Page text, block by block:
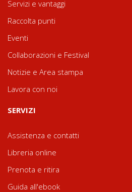
Servizi e vantaggi
Raccolta punti
Eventi
Collaborazioni e Festival
Notizie e Area stampa
Lavora con noi
SERVIZI
Assistenza e contatti
Libreria online
Prenota e ritira
Guida all'ebook